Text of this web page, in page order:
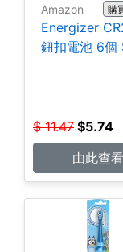
Amazon 購
Energizer
鈕扣電池 6個
$ 11.47 $5.74
由此查看